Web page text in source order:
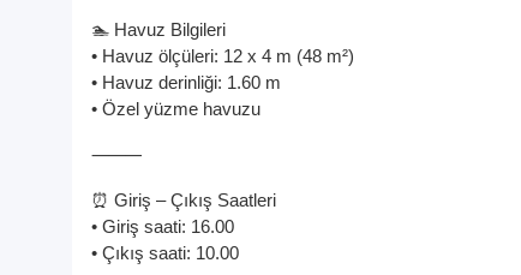
🏊 Havuz Bilgileri
• Havuz ölçüleri: 12 x 4 m (48 m²)
• Havuz derinliği: 1.60 m
• Özel yüzme havuzu
⸻
⏰ Giriş – Çıkış Saatleri
• Giriş saati: 16.00
• Çıkış saati: 10.00